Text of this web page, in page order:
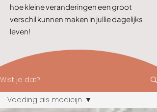
hoe kleine veranderingen een groot
verschil kunnen maken in jullie dagelijks
leven!
Wist je dat?
Voeding als medicijn